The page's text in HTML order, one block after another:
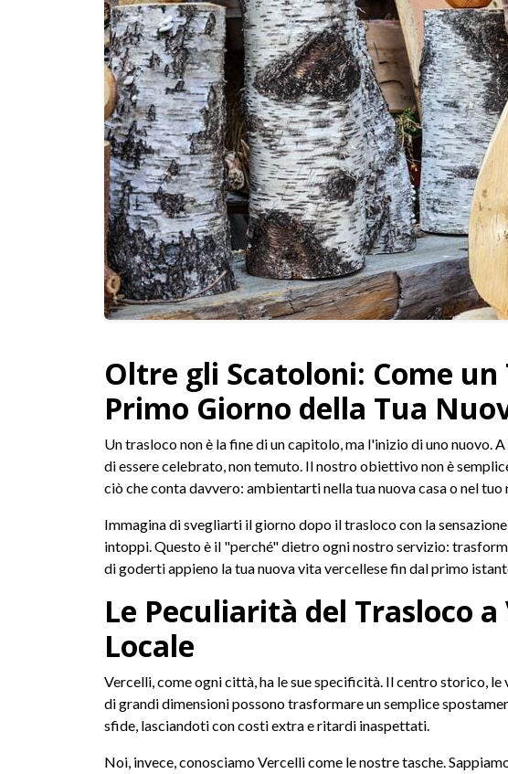
Oltre gli Scatoloni: Come
Primo Giorno della Tua
Un trasloco non è la fine di un capitolo, ma l'inizio di uno nuovo.
di essere celebrato, non temuto. Il nostro obiettivo non è
ciò che conta davvero: ambientarti nella tua nuova casa o nel
Immagina di svegliarti il giorno dopo il trasloco con la
intoppi. Questo è il "perché" dietro ogni nostro servizio:
di goderti appieno la tua nuova vita vercellese fin dal primo
Le Peculiarità del Trasloco
Locale
Vercelli, come ogni città, ha le sue specificità. Il centro storico,
di grandi dimensioni possono trasformare un semplice
sfide, lasciandoti con costi extra e ritardi inaspettati.
Noi, invece, conosciamo Vercelli come le nostre tasche.